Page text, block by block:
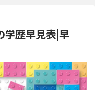
学歴早見表|早